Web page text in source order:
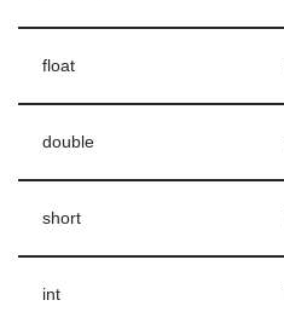
float
double
short
int